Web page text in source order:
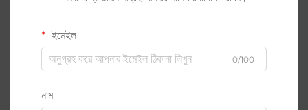
ইমেইল
0/100
নাম